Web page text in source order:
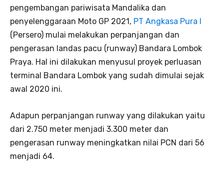
pengembangan pariwisata Mandalika dan
penyelenggaraan Moto GP 2021, PT Angkasa Pura I
(Persero) mulai melakukan perpanjangan dan
pengerasan landas pacu (runway) Bandara Lombok
Praya. Hal ini dilakukan menyusul proyek perluasan
terminal Bandara Lombok yang sudah dimulai sejak
awal 2020 ini.
Adapun perpanjangan runway yang dilakukan yaitu
dari 2.750 meter menjadi 3.300 meter dan
pengerasan runway meningkatkan nilai PCN dari 56
menjadi 64.